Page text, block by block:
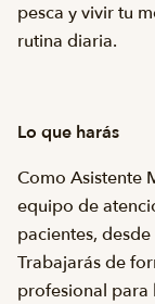
pesca y vivir tu
rutina diaria.
Lo que harás
Como Asistente
equipo de
pacientes,
Trabajarás de
profesional para